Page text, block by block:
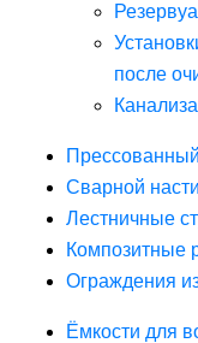
после
Сварной
Лестничные
Композитные
Ограждения
Ёмкости для